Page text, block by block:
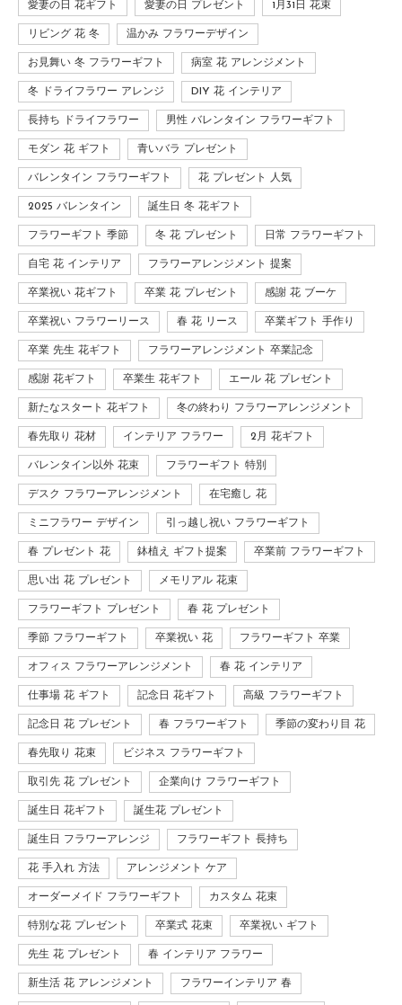
愛妻の日 花ギフト 愛妻の日 プレゼント 1月31日 花束
リビング 花 冬 温かみ フラワーデザイン
お見舞い 冬 フラワーギフト 病室 花 アレンジメント
冬 ドライフラワー アレンジ DIY 花 インテリア
長持ち ドライフラワー 男性 バレンタイン フラワーギフト
モダン 花 ギフト 青いバラ プレゼント
バレンタイン フラワーギフト 花 プレゼント 人気
2025 バレンタイン 誕生日 冬 花ギフト
フラワーギフト 季節 冬 花 プレゼント 日常 フラワーギフト
自宅 花 インテリア フラワーアレンジメント 提案
卒業祝い 花ギフト 卒業 花 プレゼント 感謝 花 ブーケ
卒業祝い フラワーリース 春 花 リース 卒業ギフト 手作り
卒業 先生 花ギフト フラワーアレンジメント 卒業記念
感謝 花ギフト 卒業生 花ギフト エール 花 プレゼント
新たなスタート 花ギフト 冬の終わり フラワーアレンジメント
春先取り 花材 インテリア フラワー 2月 花ギフト
バレンタイン以外 花束 フラワーギフト 特別
デスク フラワーアレンジメント 在宅癒し 花
ミニフラワー デザイン 引っ越し祝い フラワーギフト
春 プレゼント 花 鉢植え ギフト提案 卒業前 フラワーギフト
思い出 花 プレゼント メモリアル 花束
フラワーギフト プレゼント 春 花 プレゼント
季節 フラワーギフト 卒業祝い 花 フラワーギフト 卒業
オフィス フラワーアレンジメント 春 花 インテリア
仕事場 花 ギフト 記念日 花ギフト 高級 フラワーギフト
記念日 花 プレゼント 春 フラワーギフト 季節の変わり目 花
春先取り 花束 ビジネス フラワーギフト
取引先 花 プレゼント 企業向け フラワーギフト
誕生日 花ギフト 誕生花 プレゼント
誕生日 フラワーアレンジ フラワーギフト 長持ち
花 手入れ 方法 アレンジメント ケア
オーダーメイド フラワーギフト カスタム 花束
特別な花 プレゼント 卒業式 花束 卒業祝い ギフト
先生 花 プレゼント 春 インテリア フラワー
新生活 花 アレンジメント フラワーインテリア 春